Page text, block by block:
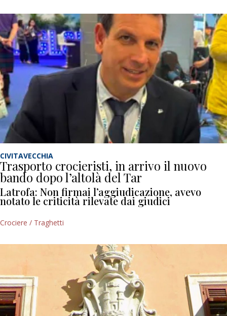
CIVITAVECCHIA
Trasporto crocieristi, in arrivo il nuovo
bando dopo l’altolà del Tar
Latrofa: Non firmai l’aggiudicazione, avevo
notato le criticità rilevate dai giudici
Crociere / Traghetti